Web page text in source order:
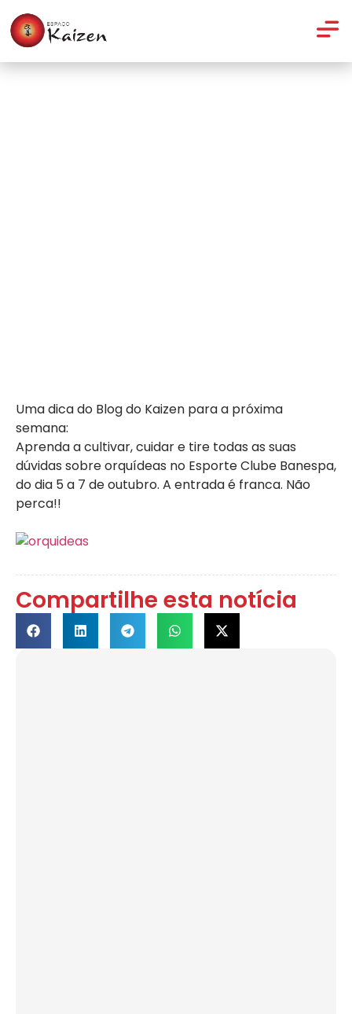
Uma dica do Blog do Kaizen para a próxima
semana:
Aprenda a cultivar, cuidar e tire todas as suas
dúvidas sobre orquídeas no Esporte Clube Banespa,
do dia 5 a 7 de outubro. A entrada é franca. Não
perca!!
Compartilhe esta notícia